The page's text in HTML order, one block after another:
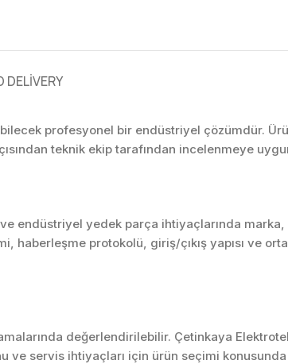
Makine
Proses
Tasarımı
Ölçüm
DELIVERY
profesyonel bir endüstriyel çözümdür.
teknik ekip tarafından incelenmeye
endüstriyel yedek parça ihtiyaçlarında
protokolü, giriş/çıkış yapısı ve
değerlendirilebilir. Çetinkaya
ve servis ihtiyaçları için ürün seçimi